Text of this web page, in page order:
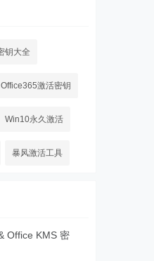
钥大全
Office365激活密钥
Win10永久激活
暴风激活工具
Office KMS 密